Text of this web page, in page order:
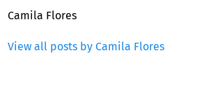
Camila Flores
View all posts by Camila Flores